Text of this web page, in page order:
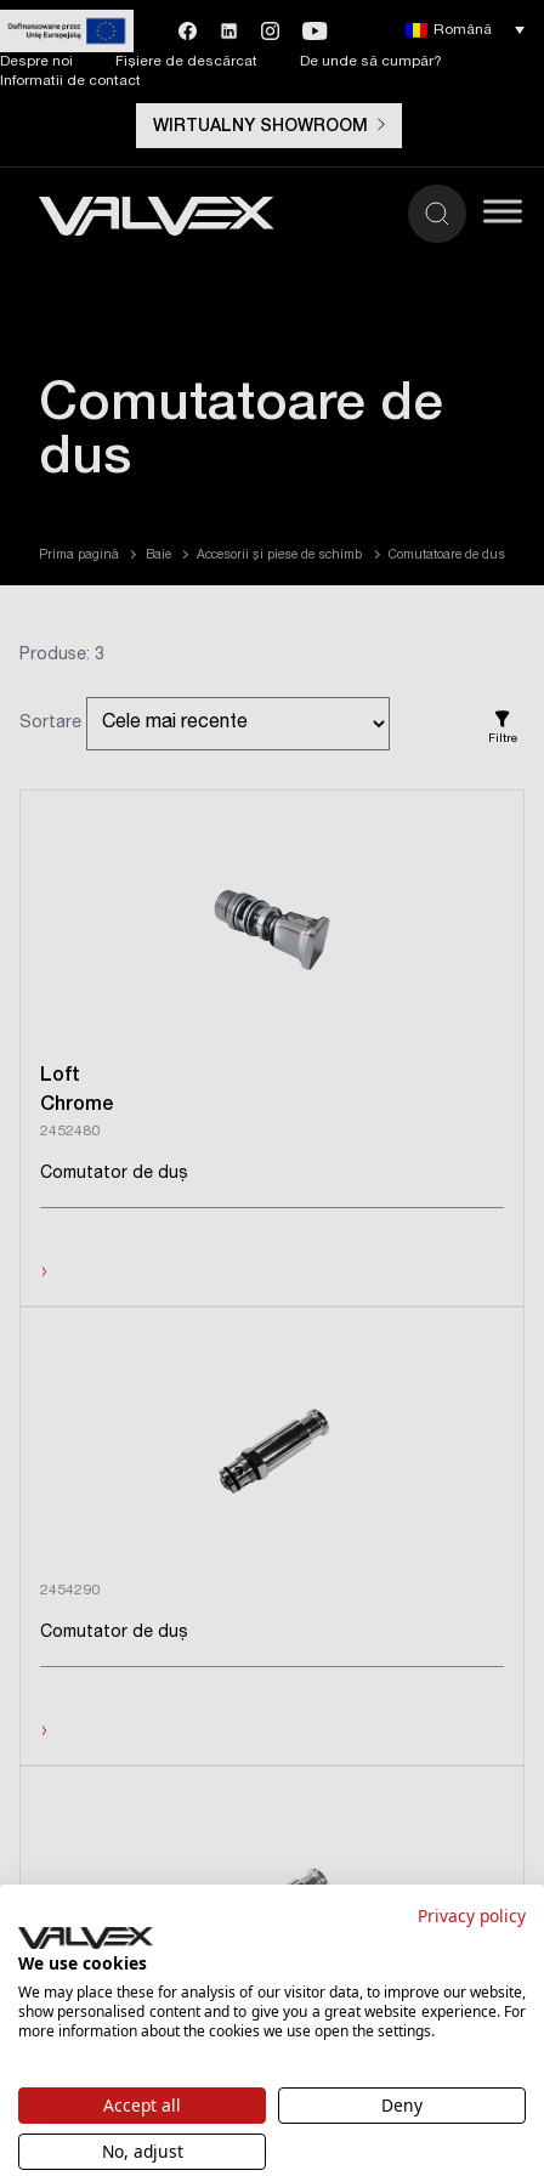
Despre noi Fișiere de descărcat
De unde să cumpăr?
Informatii de contact
WIRTUALNY SHOWROOM
Română
Comutatoare de
dus
Prima pagină Baie Accesorii și piese de schimb Comutatoare de dus
Produse: 3
Sortare
Filtre
Loft
Chrome
2452480
Comutator de duş
›
2454290
Comutator de duş
›
Comutator de duş
Privacy policy
We use cookies
We may place these for analysis of our visitor data, to improve our website,
show personalised content and to give you a great website experience. For
more information about the cookies we use open the settings.
Accept all
Deny
No, adjust